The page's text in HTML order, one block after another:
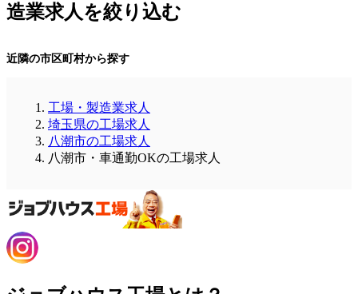
造業求人を絞り込む
近隣の市区町村から探す
工場・製造業求人
埼玉県の工場求人
八潮市の工場求人
八潮市・車通勤OKの工場求人